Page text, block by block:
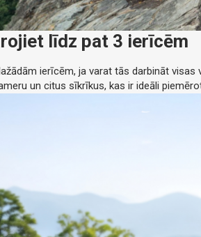
līdz pat 3 ierīcēm
ierīcēm, ja varat tās darbināt
un citus sīkrīkus, kas ir ideāli